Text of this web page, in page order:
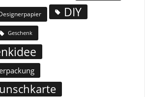
DIY
Geschenk